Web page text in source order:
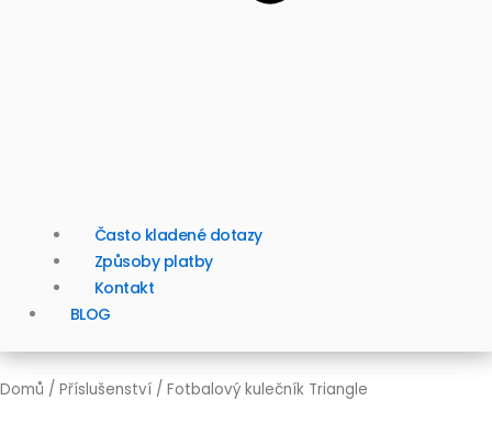
Často kladené dotazy
Způsoby platby
Kontakt
BLOG
Domů / Příslušenství / Fotbalový kulečník Triangle